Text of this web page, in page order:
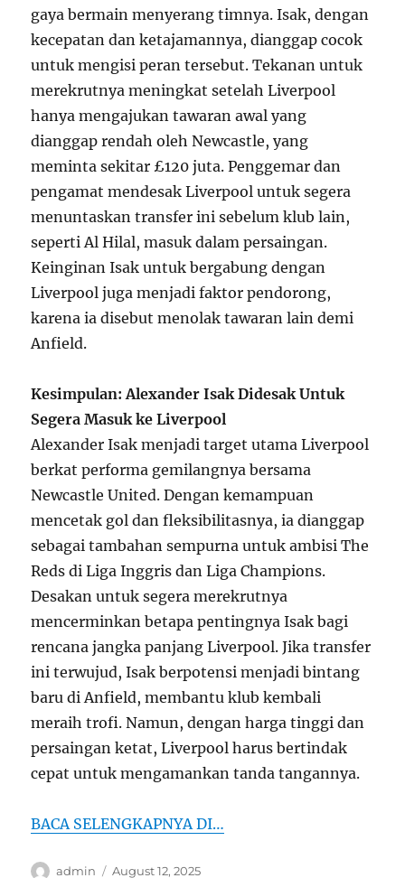
gaya bermain menyerang timnya. Isak, dengan
kecepatan dan ketajamannya, dianggap cocok
untuk mengisi peran tersebut. Tekanan untuk
merekrutnya meningkat setelah Liverpool
hanya mengajukan tawaran awal yang
dianggap rendah oleh Newcastle, yang
meminta sekitar £120 juta. Penggemar dan
pengamat mendesak Liverpool untuk segera
menuntaskan transfer ini sebelum klub lain,
seperti Al Hilal, masuk dalam persaingan.
Keinginan Isak untuk bergabung dengan
Liverpool juga menjadi faktor pendorong,
karena ia disebut menolak tawaran lain demi
Anfield.
Kesimpulan: Alexander Isak Didesak Untuk
Segera Masuk ke Liverpool
Alexander Isak menjadi target utama Liverpool
berkat performa gemilangnya bersama
Newcastle United. Dengan kemampuan
mencetak gol dan fleksibilitasnya, ia dianggap
sebagai tambahan sempurna untuk ambisi The
Reds di Liga Inggris dan Liga Champions.
Desakan untuk segera merekrutnya
mencerminkan betapa pentingnya Isak bagi
rencana jangka panjang Liverpool. Jika transfer
ini terwujud, Isak berpotensi menjadi bintang
baru di Anfield, membantu klub kembali
meraih trofi. Namun, dengan harga tinggi dan
persaingan ketat, Liverpool harus bertindak
cepat untuk mengamankan tanda tangannya.
BACA SELENGKAPNYA DI…
Author
admin Posted
August 12, 2025